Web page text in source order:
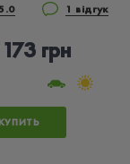
1 відгук
грн